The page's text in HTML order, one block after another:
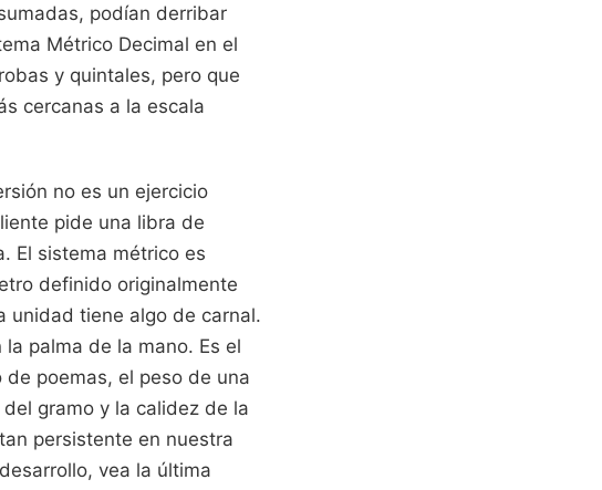
podían derribar
Métrico Decimal en el
y quintales, pero que
cercanas a la escala
no es un ejercicio
pide una libra de
El sistema métrico es
definido originalmente
unidad tiene algo de carnal.
palma de la mano. Es el
poemas, el peso de una
gramo y la calidez de la
persistente en nuestra
vea la última